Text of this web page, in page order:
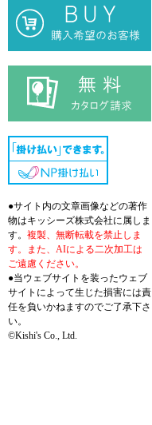
●サイト内の文章画像などの著作
物はキッシーズ株式会社に属しま
す。 複製、無断転載を禁止しま
す。また、AIによる二次加工は
ご遠慮ください。
●当ウェブサイトを装ったウェブ
サイトによって生じた損害には責
任を負いかねますのでご了承下さ
い。
©Kishi's Co., Ltd.